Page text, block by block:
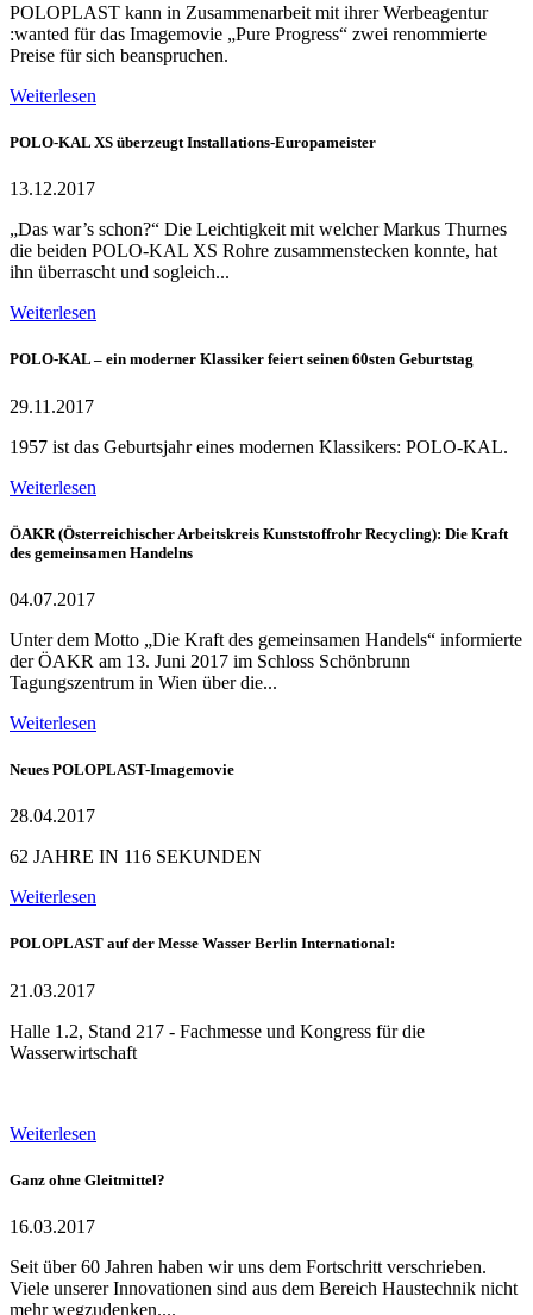
POLOPLAST kann in Zusammenarbeit mit ihrer Werbeagentur
:wanted für das Imagemovie „Pure Progress“ zwei renommierte
Preise für sich beanspruchen.
Weiterlesen
POLO-KAL XS überzeugt Installations-Europameister
13.12.2017
„Das war’s schon?“ Die Leichtigkeit mit welcher Markus Thurnes
die beiden POLO-KAL XS Rohre zusammenstecken konnte, hat
ihn überrascht und sogleich...
Weiterlesen
POLO-KAL – ein moderner Klassiker feiert seinen 60sten Geburtstag
29.11.2017
1957 ist das Geburtsjahr eines modernen Klassikers: POLO-KAL.
Weiterlesen
ÖAKR (Österreichischer Arbeitskreis Kunststoffrohr Recycling): Die Kraft
des gemeinsamen Handelns
04.07.2017
Unter dem Motto „Die Kraft des gemeinsamen Handels“ informierte
der ÖAKR am 13. Juni 2017 im Schloss Schönbrunn
Tagungszentrum in Wien über die...
Weiterlesen
Neues POLOPLAST-Imagemovie
28.04.2017
62 JAHRE IN 116 SEKUNDEN
Weiterlesen
POLOPLAST auf der Messe Wasser Berlin International:
21.03.2017
Halle 1.2, Stand 217 - Fachmesse und Kongress für die
Wasserwirtschaft
Weiterlesen
Ganz ohne Gleitmittel?
16.03.2017
Seit über 60 Jahren haben wir uns dem Fortschritt verschrieben.
Viele unserer Innovationen sind aus dem Bereich Haustechnik nicht
mehr wegzudenken....